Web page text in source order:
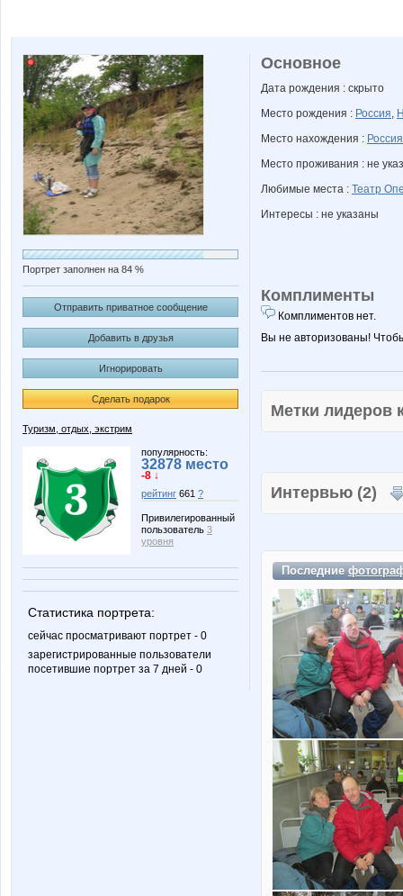
Портрет заполнен на 84 %
Отправить приватное сообщение
Добавить в друзья
Игнорировать
Сделать подарок
Туризм, отдых, экстрим
популярность:
32878 место
-8 ↓
рейтинг 661 ?
Привилегированный
пользователь 3
уровня
Статистика портрета:
сейчас просматривают портрет - 0
зарегистрированные пользователи
посетившие портрет за 7 дней - 0
Основное
Дата рождения : скрыто
Место рождения : Россия,
Место нахождения : Россия
Место проживания : не
Любимые места : Театр
Интересы : не указаны
Комплименты
Комплиментов нет.
Вы не авторизованы!
Метки
Интервью (2)
Последние